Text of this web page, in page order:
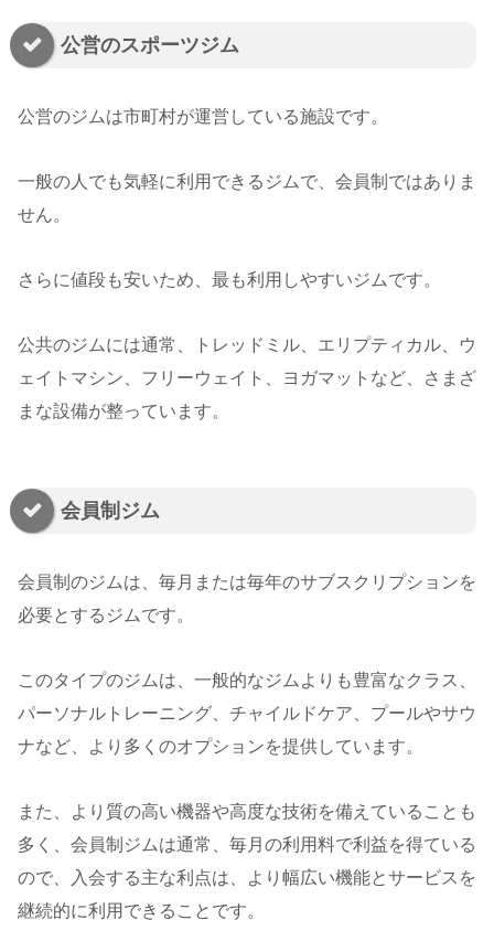
公営のスポーツジム
公営のジムは市町村が運営している施設です。
一般の人でも気軽に利用できるジムで、会員制ではありま
せん。
さらに値段も安いため、最も利用しやすいジムです。
公共のジムには通常、トレッドミル、エリプティカル、ウ
ェイトマシン、フリーウェイト、ヨガマットなど、さまざ
まな設備が整っています。
会員制ジム
会員制のジムは、毎月または毎年のサブスクリプションを
必要とするジムです。
このタイプのジムは、一般的なジムよりも豊富なクラス、
パーソナルトレーニング、チャイルドケア、プールやサウ
ナなど、より多くのオプションを提供しています。
また、より質の高い機器や高度な技術を備えていることも
多く、会員制ジムは通常、毎月の利用料で利益を得ている
ので、入会する主な利点は、より幅広い機能とサービスを
継続的に利用できることです。